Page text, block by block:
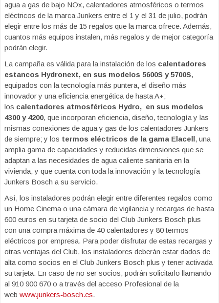
agua a gas de bajo NOx, calentadores atmosféricos o termos
eléctricos de la marca Junkers entre el 1 y el 31 de julio, podrán
elegir entre los más de 15 regalos que la marca ofrece. Además,
cuantos más equipos instalen, más regalos y de mejor categoría
podrán elegir.
La campaña es válida para la instalación de los calentadores
estancos Hydronext, en sus modelos 5600S y 5700S,
equipados con la tecnología más puntera, el diseño más
innovador y una eficiencia energética de hasta A+;
los calentadores atmosféricos Hydro, en sus modelos
4300 y 4200, que incorporan eficiencia, diseño, tecnología y las
mismas conexiones de agua y gas de los calentadores Junkers
de siempre; y los termos eléctricos de la gama Elacell, una
amplia gama de capacidades y reducidas dimensiones que se
adaptan a las necesidades de agua caliente sanitaria en la
vivienda, y que cuenta con toda la innovación y la tecnología
Junkers Bosch a su servicio.
Así, los instaladores podrán elegir entre diferentes regalos como
un Home Cinema o una cámara de vigilancia y recargas de hasta
600 euros en su tarjeta de socio del Club Junkers Bosch plus
con una compra máxima de 40 calentadores y 80 termos
eléctricos por empresa. Para poder disfrutar de estas recargas y
otras ventajas del Club, los instaladores deberán estar dados de
alta como socios en el Club Junkers Bosch plus y tener activada
su tarjeta. En caso de no ser socios, podrán solicitarlo llamando
al 910 900 670 o a través del acceso Profesional de la
web www.junkers-bosch.es.